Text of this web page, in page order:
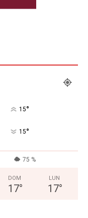
15°
15°
75 %
DOM
17°
LUN
17°